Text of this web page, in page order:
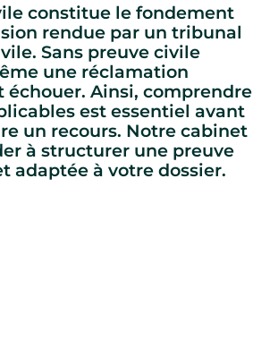
constitue le fondement
rendue par un tribunal
Sans preuve civile
une réclamation
Ainsi, comprendre
est essentiel avant
un recours. Notre cabinet
à structurer une preuve
adaptée à votre dossier.